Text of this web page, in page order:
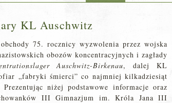
KL Auschwitz
75. rocznicy wyzwolenia przez wojska
obozów koncentracyjnych i zagłady
Auschwitz-Birkenau, dalej KL
„fabryki śmierci” co najmniej kilkadziesiąt
niżej podstawowe informacje oraz
III Gimnazjum im. Króla Jana III